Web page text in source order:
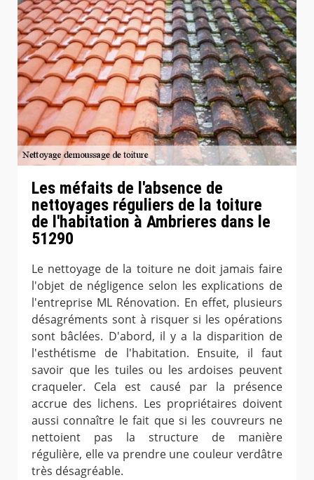
Les méfaits de l'absence de
nettoyages réguliers de la toiture
de l'habitation à Ambrieres dans le
51290
Le nettoyage de la toiture ne doit jamais faire
l'objet de négligence selon les explications de
l'entreprise ML Rénovation. En effet, plusieurs
désagréments sont à risquer si les opérations
sont bâclées. D'abord, il y a la disparition de
l'esthétisme de l'habitation. Ensuite, il faut
savoir que les tuiles ou les ardoises peuvent
craqueler. Cela est causé par la présence
accrue des lichens. Les propriétaires doivent
aussi connaître le fait que si les couvreurs ne
nettoient pas la structure de manière
régulière, elle va prendre une couleur verdâtre
très désagréable.